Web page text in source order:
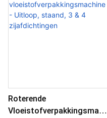
Roterende
Vloeistofverpakkingsmach